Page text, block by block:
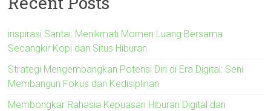
inspirasi Santai: Menikmati Momen Luang Bersama
Secangkir Kopi dan Situs Hiburan
Strategi Mengembangkan Potensi Diri di Era Digital: Seni
Membangun Fokus dan Kedisiplinan
Membongkar Rahasia Kepuasan Hiburan Digital dan